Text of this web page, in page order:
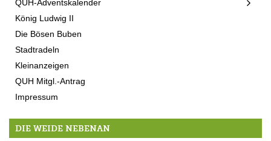
QUH-Adventskalender
König Ludwig II
Die Bösen Buben
Stadtradeln
Kleinanzeigen
QUH Mitgl.-Antrag
Impressum
DIE WEIDE NEBENAN